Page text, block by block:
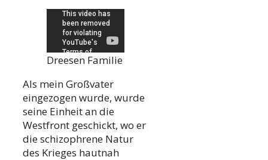
Dreesen Familie
Als mein Großvater
eingezogen wurde, wurde
seine Einheit an die
Westfront geschickt, wo er
die schizophrene Natur
des Krieges hautnah